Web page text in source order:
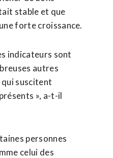
stable et que
forte croissance.
indicateurs sont
autres
suscitent
», a-t-il
personnes
celui des